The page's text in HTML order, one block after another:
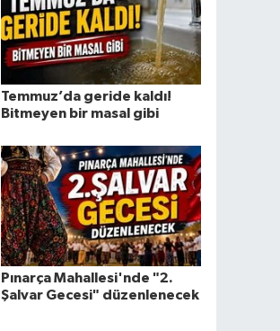
Temmuz’da geride kaldı!
Bitmeyen bir masal gibi
Pınarça Mahallesi'nde "2.
Şalvar Gecesi" düzenlenecek